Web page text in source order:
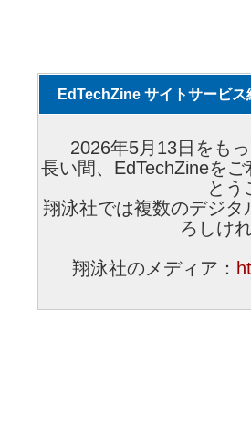
EdTechZine サイトサービス
2026年5月13日をも
長い間、EdTechZineを
とう
翔泳社では複数のデジ
ろしけ
翔泳社のメディア：